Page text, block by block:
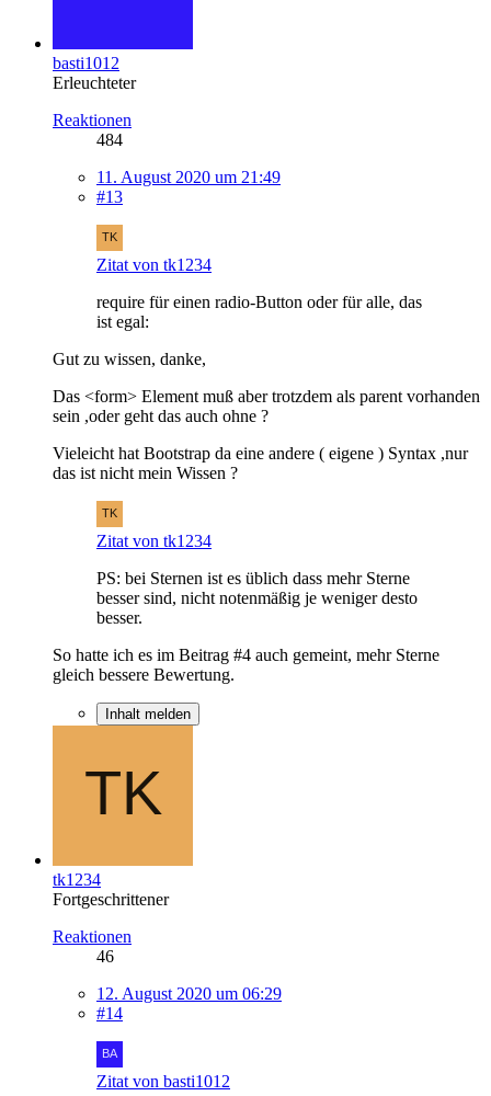
basti1012
Erleuchteter
Reaktionen
484
11. August 2020 um 21:49
#13
Zitat von tk1234
require für einen radio-Button oder für alle, das
ist egal:
Gut zu wissen, danke,
Das <form> Element muß aber trotzdem als parent vorhanden
sein ,oder geht das auch ohne ?
Vieleicht hat Bootstrap da eine andere ( eigene ) Syntax ,nur
das ist nicht mein Wissen ?
Zitat von tk1234
PS: bei Sternen ist es üblich dass mehr Sterne
besser sind, nicht notenmäßig je weniger desto
besser.
So hatte ich es im Beitrag #4 auch gemeint, mehr Sterne
gleich bessere Bewertung.
Inhalt melden
tk1234
Fortgeschrittener
Reaktionen
46
12. August 2020 um 06:29
#14
Zitat von basti1012